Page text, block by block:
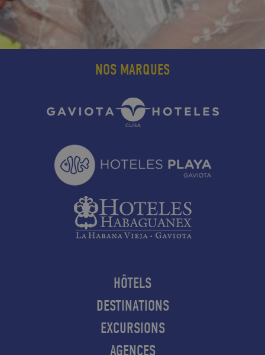
NOS MARQUES
HÔTELS
DESTINATIONS
EXCURSIONS
AGENCES